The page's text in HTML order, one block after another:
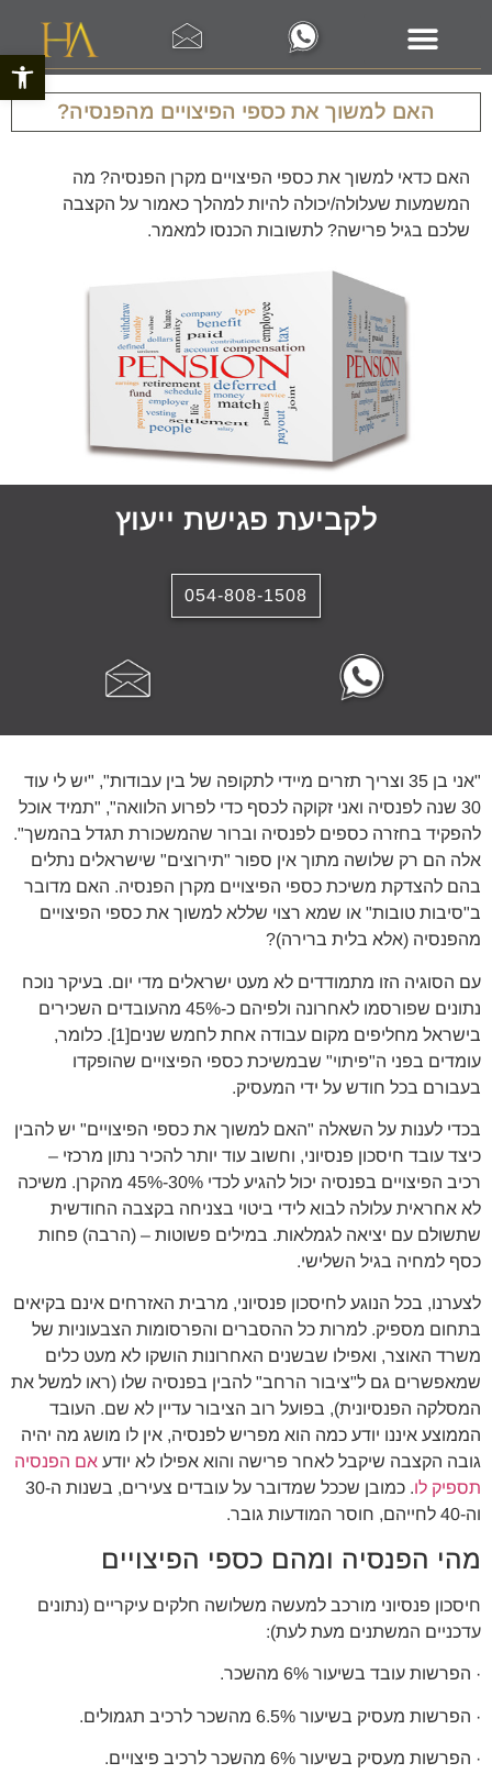
פתח
האם למשוך את כספי הפיצויים מהפנסיה?
האם כדאי למשוך את כספי הפיצויים מקרן הפנסיה? מה
המשמעות שעלולה/יכולה להיות למהלך כאמור על הקצבה
שלכם בגיל פרישה? לתשובות הכנסו למאמר.
לקביעת פגישת ייעוץ
054-808-1508
"אני בן 35 וצריך תזרים מיידי לתקופה של בין עבודות", "יש לי עוד
30 שנה לפנסיה ואני זקוקה לכסף כדי לפרוע הלוואה", "תמיד אוכל
להפקיד בחזרה כספים לפנסיה וברור שהמשכורת תגדל בהמשך".
אלה הם רק שלושה מתוך אין ספור "תירוצים" שישראלים נתלים
בהם להצדקת משיכת כספי הפיצויים מקרן הפנסיה. האם מדובר
ב"סיבות טובות" או שמא רצוי שללא למשוך את כספי הפיצויים
מהפנסיה (אלא בלית ברירה)?
עם הסוגיה הזו מתמודדים לא מעט ישראלים מדי יום. בעיקר נוכח
נתונים שפורסמו לאחרונה ולפיהם כ-45% מהעובדים השכירים
בישראל מחליפים מקום עבודה אחת לחמש שנים[1]. כלומר,
עומדים בפני ה"פיתוי" שבמשיכת כספי הפיצויים שהופקדו
בעבורם בכל חודש על ידי המעסיק.
בכדי לענות על השאלה "האם למשוך את כספי הפיצויים" יש להבין
כיצד עובד חיסכון פנסיוני, וחשוב עוד יותר להכיר נתון מרכזי –
רכיב הפיצויים בפנסיה יכול להגיע לכדי 30%-45% מהקרן. משיכה
לא אחראית עלולה לבוא לידי ביטוי בצניחה בקצבה החודשית
שתשולם עם יציאה לגמלאות. במילים פשוטות – (הרבה) פחות
כסף למחיה בגיל השלישי.
לצערנו, בכל הנוגע לחיסכון פנסיוני, מרבית האזרחים אינם בקיאים
בתחום מספיק. למרות כל ההסברים והפרסומות הצבעוניות של
משרד האוצר, ואפילו שבשנים האחרונות הושקו לא מעט כלים
שמאפשרים גם ל"ציבור הרחב" להבין בפנסיה שלו (ראו למשל את
המסלקה הפנסיונית), בפועל רוב הציבור עדיין לא שם. העובד
הממוצע איננו יודע כמה הוא מפריש לפנסיה, אין לו מושג מה יהיה
גובה הקצבה שיקבל לאחר פרישה והוא אפילו לא יודע אם הפנסיה
תספיק לו
. כמובן שככל שמדובר על עובדים צעירים, בשנות ה-30
וה-40 לחייהם, חוסר המודעות גובר.
מהי הפנסיה ומהם כספי הפיצויים
חיסכון פנסיוני מורכב למעשה משלושה חלקים עיקריים (נתונים
עדכניים המשתנים מעת לעת):
· הפרשות עובד בשיעור 6% מהשכר.
· הפרשות מעסיק בשיעור 6.5% מהשכר לרכיב תגמולים.
· הפרשות מעסיק בשיעור 6% מהשכר לרכיב פיצויים.